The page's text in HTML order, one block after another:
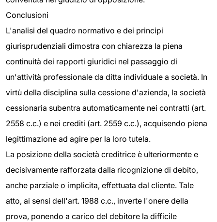
Conclusioni
L'analisi del quadro normativo e dei principi
giurisprudenziali dimostra con chiarezza la piena
continuità dei rapporti giuridici nel passaggio di
un'attività professionale da ditta individuale a società. In
virtù della disciplina sulla cessione d'azienda, la società
cessionaria subentra automaticamente nei contratti (art.
2558 c.c.) e nei crediti (art. 2559 c.c.), acquisendo piena
legittimazione ad agire per la loro tutela.
La posizione della società creditrice è ulteriormente e
decisivamente rafforzata dalla ricognizione di debito,
anche parziale o implicita, effettuata dal cliente. Tale
atto, ai sensi dell'art. 1988 c.c., inverte l'onere della
prova, ponendo a carico del debitore la difficile